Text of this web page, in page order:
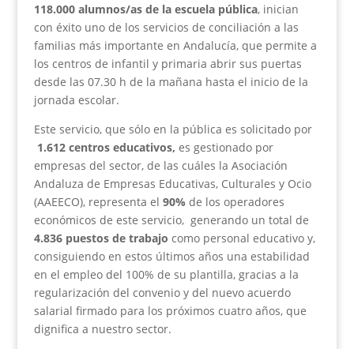
118.000 alumnos/as de la escuela pública, inician
con éxito uno de los servicios de conciliación a las
familias más importante en Andalucía, que permite a
los centros de infantil y primaria abrir sus puertas
desde las 07.30 h de la mañana hasta el inicio de la
jornada escolar.
Este servicio, que sólo en la pública es solicitado por
1.612 centros educativos, es gestionado por
empresas del sector, de las cuáles la Asociación
Andaluza de Empresas Educativas, Culturales y Ocio
(AAEECO), representa el 90% de los operadores
económicos de este servicio, generando un total de
4.836 puestos de trabajo como personal educativo y,
consiguiendo en estos últimos años una estabilidad
en el empleo del 100% de su plantilla, gracias a la
regularización del convenio y del nuevo acuerdo
salarial firmado para los próximos cuatro años, que
dignifica a nuestro sector.